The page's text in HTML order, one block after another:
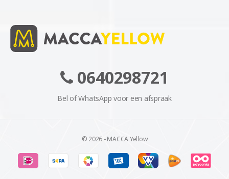
0640298721
Bel of WhatsApp voor een afspraak
© 2026 - MACCA Yellow